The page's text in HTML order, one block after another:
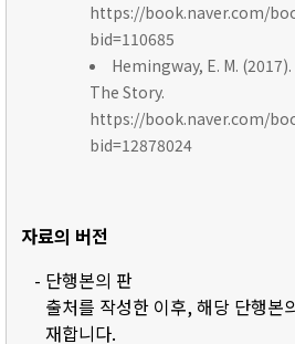
https://book.naver.com/
bid=110685
Hemingway, E. M.
The Story.
https://book.naver.com/
bid=12878024
자료의 버전
- 단행본의 판
출처를 작성한 이후, 해당 단행본
재합니다.